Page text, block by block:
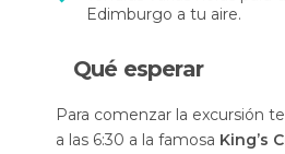
Edimburgo a tu aire.
Qué esperar
Para comenzar la excursión
a las 6:30 a la famosa King’s